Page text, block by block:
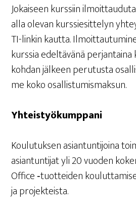
Jokai­seen kurs­siin
alla ole­van kurs­sie­sit­te­lyn
TI-lin­kin kaut­ta.
kurs­sia edel­tä­vä­nä per­jan­tai­na
koh­dan jäl­keen peru­tus­ta
me koko osallistumismaksun.
Yhteis­työ­kump­pa­ni
Kou­lu­tuk­sen asian­tun­ti­joi­na
asian­tun­ti­jat yli 20 vuo­den
Office ‑tuot­tei­den
ja projekteista.